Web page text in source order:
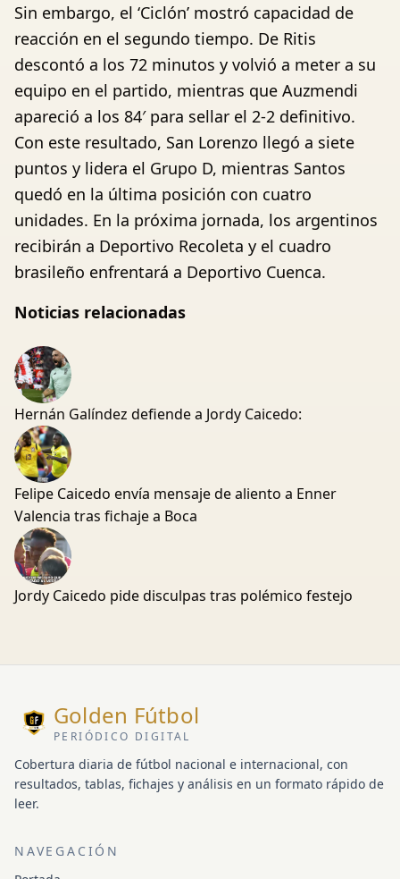
Sin embargo, el ‘Ciclón’ mostró capacidad de
reacción en el segundo tiempo. De Ritis
descontó a los 72 minutos y volvió a meter a su
equipo en el partido, mientras que Auzmendi
apareció a los 84′ para sellar el 2-2 definitivo.
Con este resultado, San Lorenzo llegó a siete
puntos y lidera el Grupo D, mientras Santos
quedó en la última posición con cuatro
unidades. En la próxima jornada, los argentinos
recibirán a Deportivo Recoleta y el cuadro
brasileño enfrentará a Deportivo Cuenca.
Noticias relacionadas
Hernán Galíndez defiende a Jordy Caicedo:
Felipe Caicedo envía mensaje de aliento a Enner
Valencia tras fichaje a Boca
Jordy Caicedo pide disculpas tras polémico festejo
Golden Fútbol
PERIÓDICO DIGITAL
Cobertura diaria de fútbol nacional e internacional, con
resultados, tablas, fichajes y análisis en un formato rápido de
leer.
NAVEGACIÓN